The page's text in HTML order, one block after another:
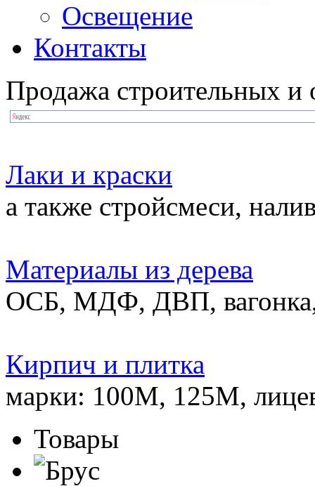
Освещение
Контакты
Продажа строительных и
Лаки и краски
а также стройсмеси,
Материалы из дерева
ОСБ, МДФ, ДВП,
Кирпич и плитка
марки: 100М, 125М,
Товары